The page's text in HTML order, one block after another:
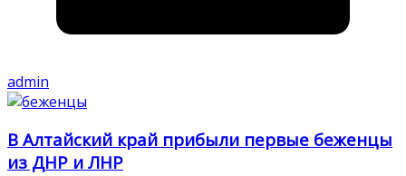
admin
В Алтайский край прибыли первые беженцы
из ДНР и ЛНР